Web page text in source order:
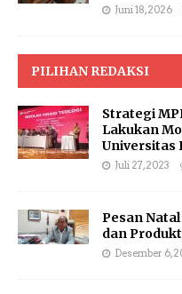
Juni 18, 2026
PILIHAN REDAKSI
Strategi
Lakukan
Universitas
Juli 27, 2023
Pesan
dan
Desember 6,